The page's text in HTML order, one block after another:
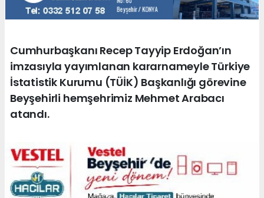
Cumhurbaşkanı Recep Tayyip Erdoğan’ın
imzasıyla yayımlanan kararnameyle Türkiye
İstatistik Kurumu (TÜİK) Başkanlığı görevine
Beyşehirli hemşehrimiz Mehmet Arabacı
atandı.